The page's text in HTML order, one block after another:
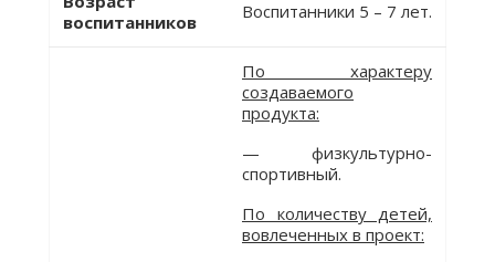
воспитанников
Воспитанники 5 – 7 лет.
По характеру
создаваемого
продукта:
— физкультурно-
спортивный.
По количеству детей,
вовлеченных в проект: